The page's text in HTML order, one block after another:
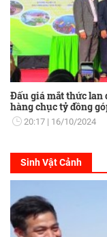
Đấu giá mắt thức lan
hàng chục tỷ đồng
20:17 16/10/2024
Sinh Vật Cảnh